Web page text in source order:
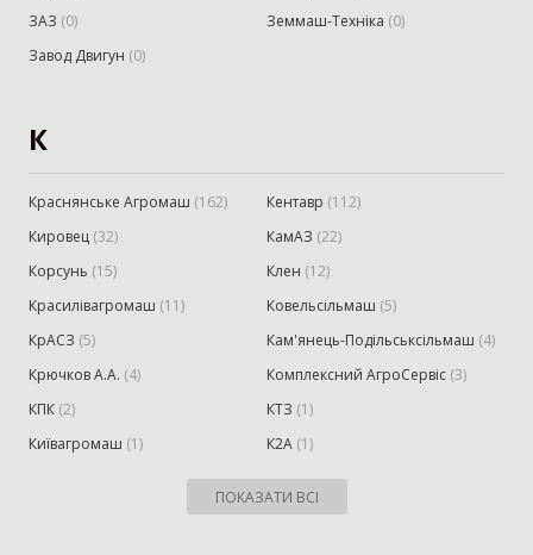
ЗАЗ (0) Земмаш-Техніка (0)
Завод Двигун (0)
К
Краснянське Агромаш (162) Кентавр (112)
Кировец (32) КамАЗ (22)
Корсунь (15) Клен (12)
Красилівагромаш (11) Ковельсільмаш (5)
КрАСЗ (5) Кам'янець-Подільськсільмаш (4)
Крючков А.А. (4) Комплексний АгроСервіс (3)
КПК (2) КТЗ (1)
Київагромаш (1) К2А (1)
ПОКАЗАТИ ВСІ